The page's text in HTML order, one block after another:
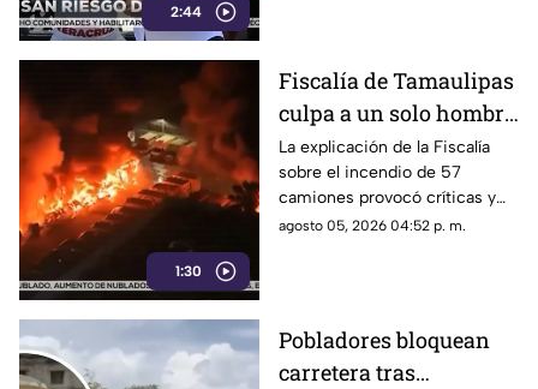
2:44
1:30
Fiscalía de Tamaulipas
culpa a un solo hombre
por el incendio de un
lote 47 camiones de
papitas
La explicación de la Fiscalía
sobre el incendio de 57
camiones provocó críticas y
cuestionamientos a nivel
agosto 05, 2026 04:52 p. m.
Pobladores bloquean
carretera tras